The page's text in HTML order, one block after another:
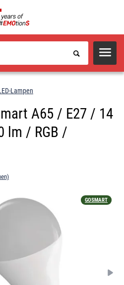
Lampen
A65 / E27 / 14
lm / RGB /
GOSMART